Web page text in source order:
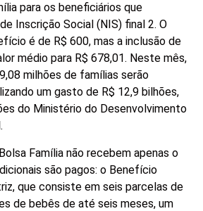
para os beneficiários que
Inscrição Social (NIS) final 2. O
é de R$ 600, mas a inclusão de
médio para R$ 678,01. Neste mês,
milhões de famílias serão
um gasto de R$ 12,9 bilhões,
do Ministério do Desenvolvimento
Família não recebem apenas o
são pagos: o Benefício
que consiste em seis parcelas de
de bebês de até seis meses, um